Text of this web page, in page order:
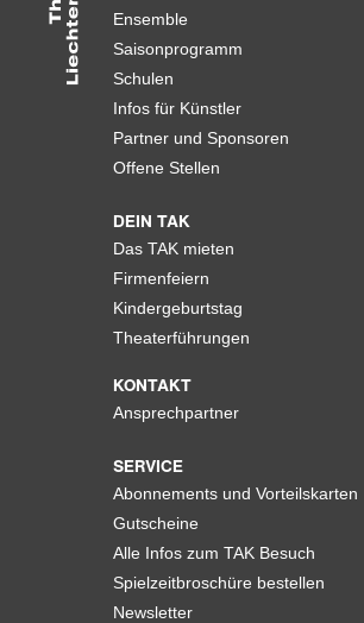
Ensemble
Saisonprogramm
Schulen
Infos für Künstler
Partner und Sponsoren
Offene Stellen
DEIN TAK
Das TAK mieten
Firmenfeiern
Kindergeburtstag
Theaterführungen
KONTAKT
Ansprechpartner
SERVICE
Abonnements und Vorteilskarten
Gutscheine
Alle Infos zum TAK Besuch
Spielzeitbroschüre bestellen
Newsletter